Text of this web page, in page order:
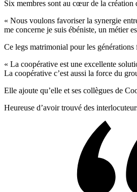
Six membres sont au cœur de la création
« Nous voulons favoriser la synergie
me concerne je suis ébéniste, un métier
Ce legs matrimonial pour les générations
« La coopérative est une excellente
La coopérative c’est aussi la force du
Elle ajoute qu’elle et ses collègues de
Heureuse d’avoir trouvé des